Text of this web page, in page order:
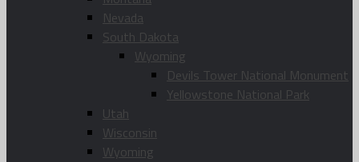
Nevada
South Dakota
Wyoming
Devils Tower National Monument
Yellowstone National Park
Utah
Wisconsin
Wyoming